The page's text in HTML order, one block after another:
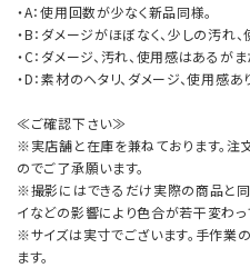
・A：使用回数が少なく新品同様。
・B：ダメージがほぼなく、少しの汚れ
・C：ダメージ、汚れ、使用感はあるが
・D：素材のヘタリ、ダメージ、使用感
≪ご確認下さい≫
※実店舗と在庫を兼ねております。
のでご了承願います。
※撮影にはできるだけ実際の商品と同
イなどの影響により色合が若干変わっ
※サイズは実寸でございます。手作
ます。